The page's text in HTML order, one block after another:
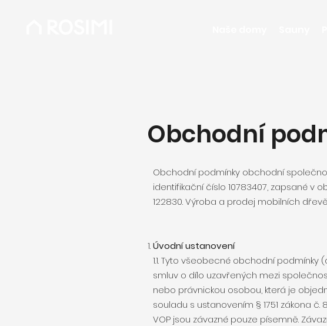
Obchodní
Obchodní podmínky obchodní
identifikační číslo 10783407, zapsané v
122830. Výroba a prodej mobilních
Úvodní ustanovení
1.1. Tyto všeobecné obchodní podmínky
smluv o dílo uzavřených mezi
nebo právnickou osobou, která je
souladu s ustanovením § 1751 zákona
VOP jsou závazné pouze písemně.